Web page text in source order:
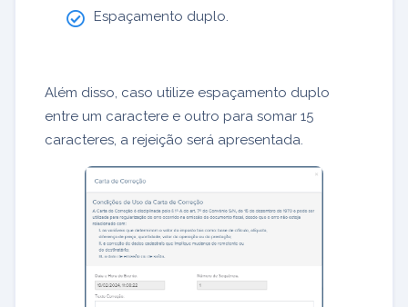
Espaçamento duplo.
Além disso, caso utilize espaçamento duplo
entre um caractere e outro para somar 15
caracteres, a rejeição será apresentada.